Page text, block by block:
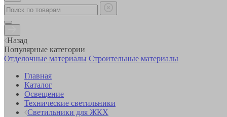
Назад
Популярные категории
Отделочные материалы Строительные материалы
Главная
Каталог
Освещение
Технические светильники
Светильники для ЖКХ